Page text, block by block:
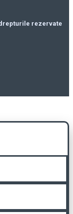
rezervate